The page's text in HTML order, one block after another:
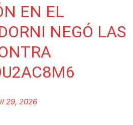
EN EL
NEGÓ LAS
29, 2026